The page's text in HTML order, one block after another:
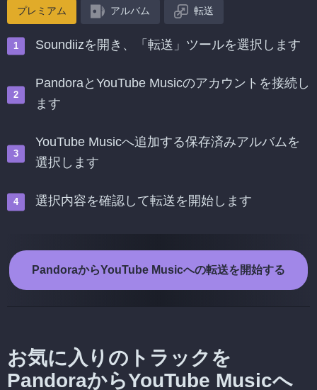
プレミアム アルバム 転送
Soundiizを開き、「転送」ツールを選択します
PandoraとYouTube Musicのアカウントを接続し
ます
YouTube Musicへ追加する保存済みアルバムを
選択します
選択内容を確認して転送を開始します
PandoraからYouTube Musicへの転送を開始する
お気に入りのトラックを
PandoraからYouTube Musicへ